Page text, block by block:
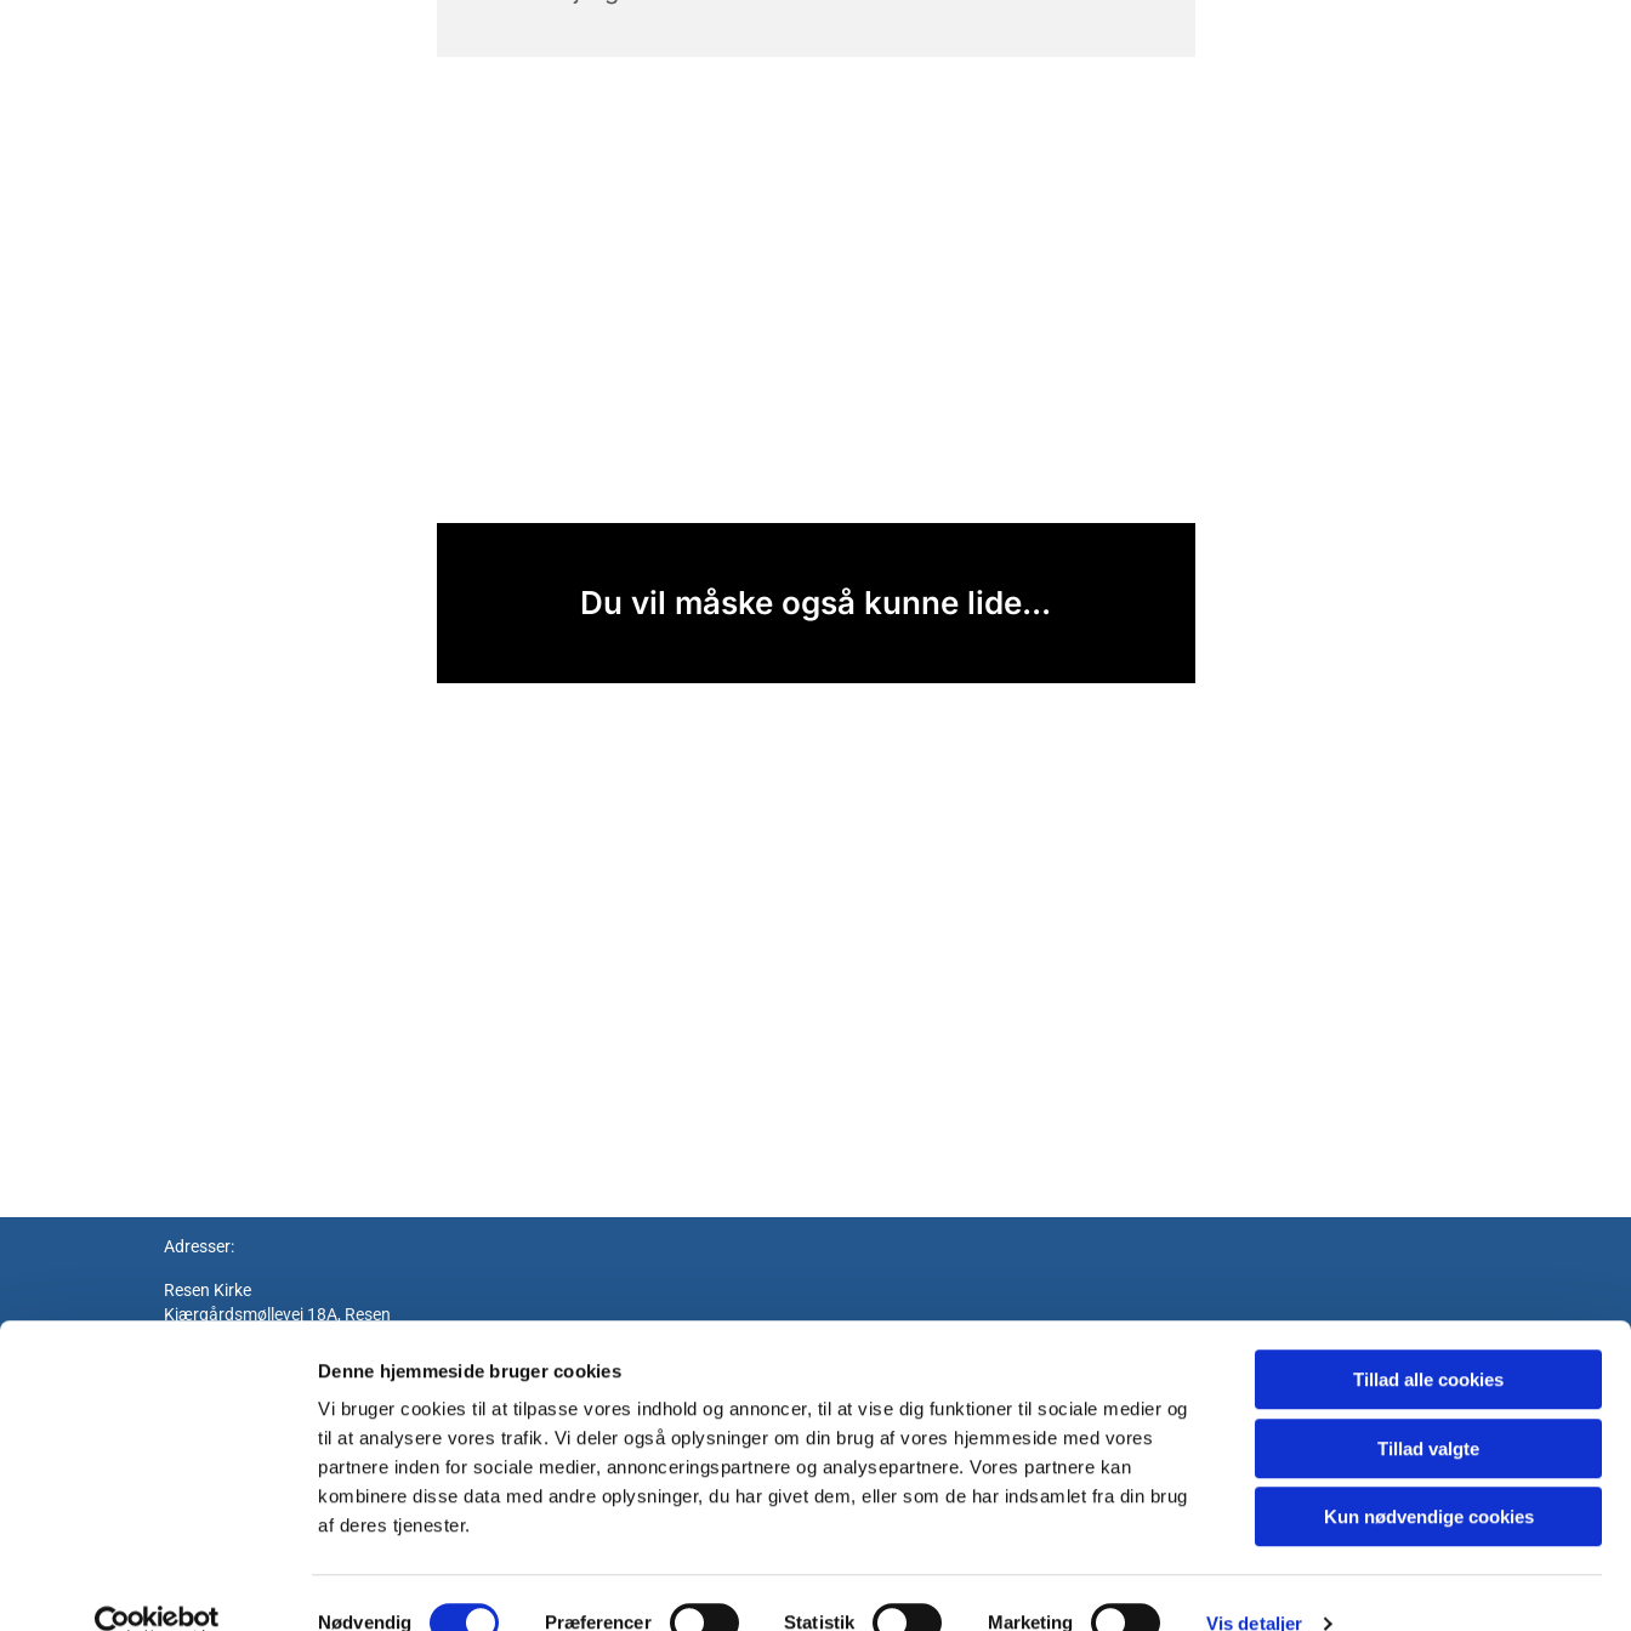
Denne hjemmeside bruger cookies
Vi bruger cookies til at tilpasse vores indhold og annoncer, til at vise dig funktioner til sociale medier og
til at analysere vores trafik. Vi deler også oplysninger om din brug af vores hjemmeside med vores
partnere inden for sociale medier, annonceringspartnere og analysepartnere. Vores partnere kan
kombinere disse data med andre oplysninger, du har givet dem, eller som de har indsamlet fra din brug
af deres tjenester.
Nødvendig Præferencer Statistik Marketing Vis detaljer
Tillad alle cookies
Tillad valgte
Kun nødvendige cookies
Du vil måske også kunne lide...
Adresser:
Resen Kirke
Kjærgårdsmøllevej 18A, Resen
Humlum kirke og Kirkehuset